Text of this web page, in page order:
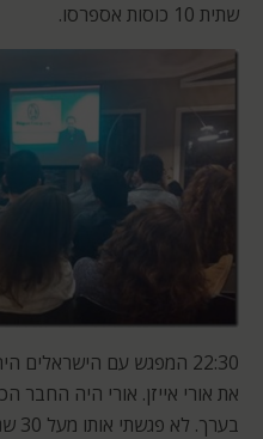
שתית 10 כוסות אספרסו.
22:30 המפגש עם